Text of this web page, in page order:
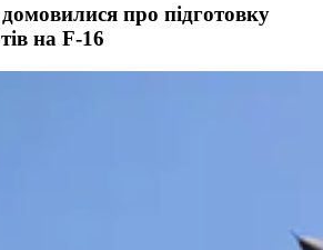
про підготовку
на F-16